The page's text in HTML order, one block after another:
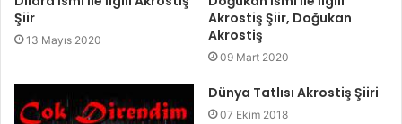
Şiir
13 Mayıs 2020
Akrostiş Şiir, Doğukan
Akrostiş
09 Mart 2020
Dünya Tatlısı Akrostiş Şiiri
07 Ekim 2018